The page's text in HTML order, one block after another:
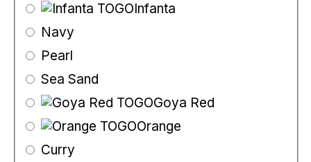
Infanta
Navy
Pearl
Sea Sand
Goya Red
Orange
Curry